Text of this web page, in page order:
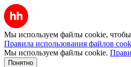
Мы используем файлы cookie, чтобы
Правила использования файлов
Мы используем файлы cookie.
Понятно